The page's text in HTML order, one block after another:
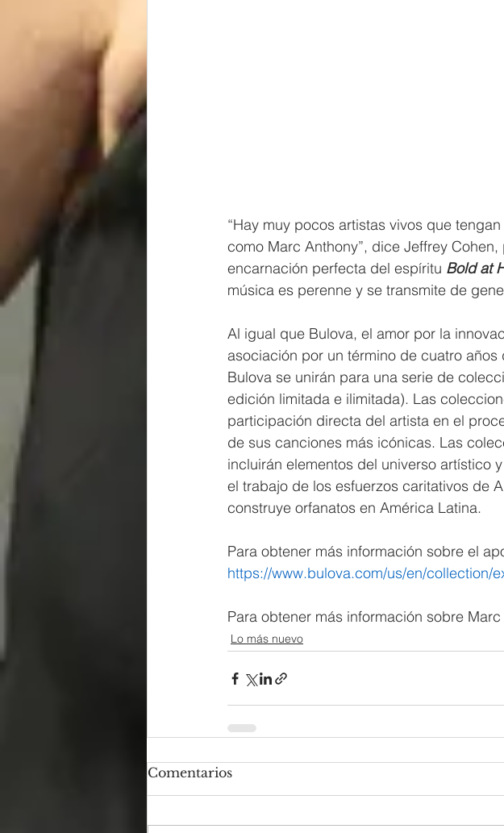
“Hay muy pocos artistas vivos que
como Marc Anthony”, dice Jeffrey
encarnación perfecta del espíritu Bold at
música es perenne y se transmite de
Al igual que Bulova, el amor por la
asociación por un término de cuatro
Bulova se unirán para una serie de
edición limitada e ilimitada). Las
participación directa del artista en el
de sus canciones más icónicas. Las
incluirán elementos del universo artístico
el trabajo de los esfuerzos caritativos de
construye orfanatos en América Latina.
Para obtener más información sobre el
https://www.bulova.com/us/en/collection/
Para obtener más información sobre
Lo más nuevo
Comentarios